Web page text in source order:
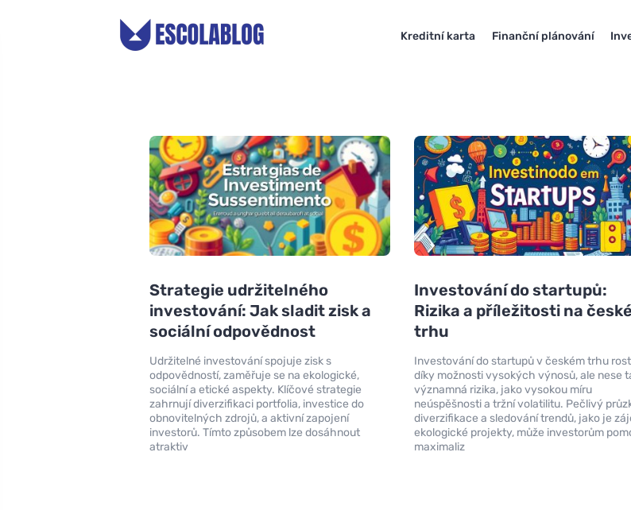
Kreditní karta Finanční plánování
Strategie udržitelného
investování: Jak sladit zisk a
sociální odpovědnost
Udržitelné investování spojuje zisk s
odpovědností, zaměřuje se na ekologické,
sociální a etické aspekty. Klíčové strategie
zahrnují diverzifikaci portfolia, investice do
obnovitelných zdrojů, a aktivní zapojení
investorů. Tímto způsobem lze dosáhnout
atraktiv
Investování do startupů:
Rizika a příležitosti na
trhu
Investování do startupů v českém trhu
díky možnosti vysokých výnosů, ale nese
významná rizika, jako vysokou míru
neúspěšnosti a tržní volatilitu. Pečlivý
diverzifikace a sledování trendů, jako je
ekologické projekty, může investorům
maximaliz